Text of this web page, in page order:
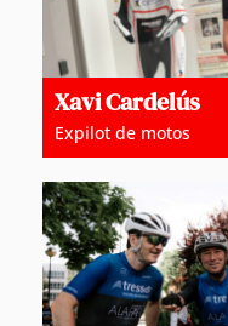
Xavi Cardelús
Expilot de motos